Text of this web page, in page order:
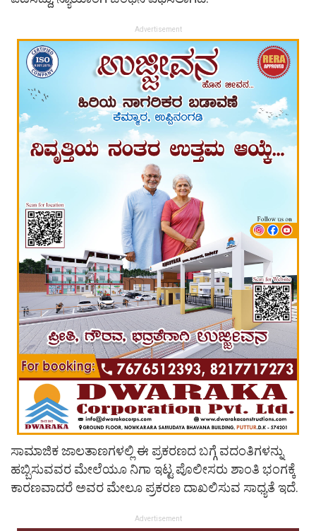
Advertisement
ಸಾಮಾಜಿಕ ಜಾಲತಾಣಗಳಲ್ಲಿ ಈ ಪ್ರಕರಣದ ಬಗ್ಗೆ ವದಂತಿಗಳನ್ನು
ಹಬ್ಬಿಸುವವರ ಮೇಲೆಯೂ ನಿಗಾ ಇಟ್ಟ ಪೊಲೀಸರು ಶಾಂತಿ ಭಂಗಕ್ಕೆ
ಕಾರಣವಾದರೆ ಅವರ ಮೇಲೂ ಪ್ರಕರಣ ದಾಖಲಿಸುವ ಸಾಧ್ಯತೆ ಇದೆ.
Advertisement